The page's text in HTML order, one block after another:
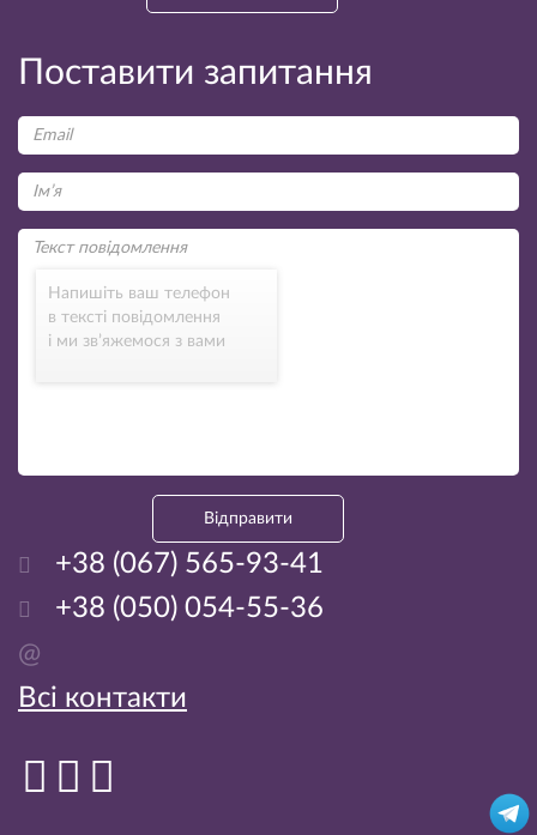
Поставити запитання
Напишіть ваш телефон
в тексті повідомлення
і ми зв’яжемося з вами
Відправити
+38 (067) 565-93-41
+38 (050) 054-55-36
@
Всі контакти